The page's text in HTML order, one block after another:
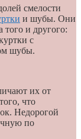
смелости
и шубы. Они
и другого:
с
шубы.
их от
что
Недорогой
по